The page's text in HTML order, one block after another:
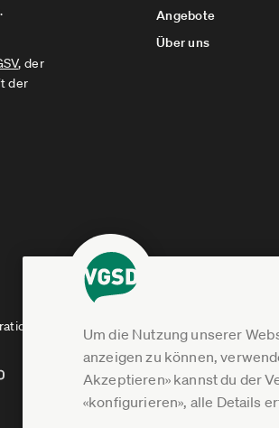
Um die Nutzung unserer
anzeigen zu können,
Akzeptieren» kannst du der
«konfigurieren», alle Details
, der
der
Angebote
Über uns